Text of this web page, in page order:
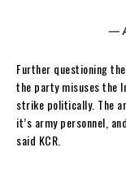
—
Further questioning
the party misuses the
strike politically. The
it’s army personnel,
said KCR.